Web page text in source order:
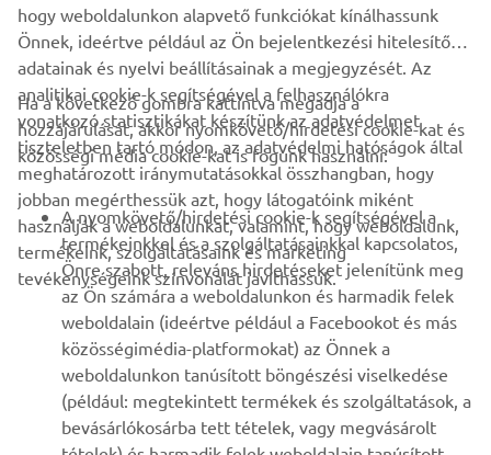
VÁLLALATI
B2B
TÖBB YAMAHA
TÁMOGATÁS
HÍRLEVÉL
Legyél az elsők között, aki a legújabb ajánlatokról, különleges
hogy weboldalunkon alapvető funkciókat kínálhassunk
Önnek, ideértve például az Ön bejelentkezési hitelesítő
adatainak és nyelvi beállításainak a megjegyzését. Az
analitikai cookie-k segítségével a felhasználókra
vonatkozó statisztikákat készítünk az adatvédelmet
tiszteletben tartó módon, az adatvédelmi hatóságok által
meghatározott iránymutatásokkal összhangban, hogy
jobban megérthessük azt, hogy látogatóink miként
használják a weboldalunkat, valamint, hogy weboldalunk,
termékeink, szolgáltatásaink és marketing
tevékenységeink színvonalát javíthassuk.
Ha a következő gombra kattintva megadja a
hozzájárulását, akkor nyomkövető/hirdetési cookie-kat és
közösségi média cookie-kat is fogunk használni:
A nyomkövető/hirdetési cookie-k segítségével a
termékeinkkel és a szolgáltatásainkkal kapcsolatos,
Önre szabott, releváns hirdetéseket jelenítünk meg
az Ön számára a weboldalunkon és harmadik felek
weboldalain (ideértve például a Facebookot és más
közösségimédia-platformokat) az Önnek a
weboldalunkon tanúsított böngészési viselkedése
(például: megtekintett termékek és szolgáltatások, a
bevásárlókosárba tett tételek, vagy megvásárolt